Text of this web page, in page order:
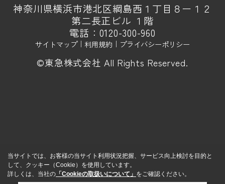
神奈川県横浜市港北区綱島西１丁目８ー１２
第二長正ビル １階
電話： 0120-300-960
サイトマップ｜ 利用規約 ｜ プライバシーポリシー
©東急株式会社 All Rights Reserved.
当サイトでは、お客様の当サイト利用状況把握、サービス向上検討を目的と
して、クッキー（Cookie）を使用しています。
詳しくは、当社の 「Cookieの取扱いについて」 をご確認ください。